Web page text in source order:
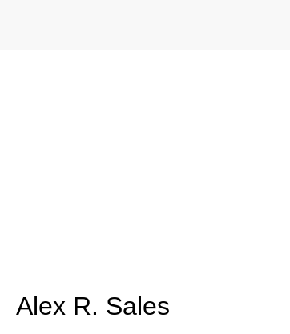
Alex R. Sales